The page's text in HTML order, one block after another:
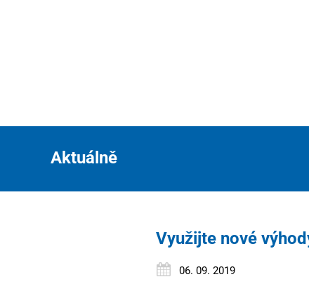
Aktuálně
Využijte nové
06. 09. 2019